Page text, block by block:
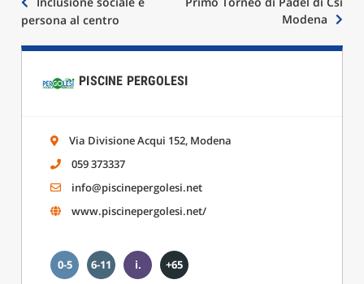
Navigazione
articoli
persona al centro
Modena
PISCINE PERGOLESI
Via Divisione Acqui 152, Modena
059 373337
info@piscinepergolesi.net
www.piscinepergolesi.net/
0-5 6-11 i. +65